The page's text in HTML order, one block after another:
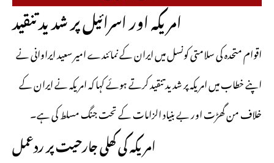
امریکہ اور اسرائیل پر شدید تنقید
اقوام متحدہ کی سلامتی کونسل میں ایران کے نمائندے امیر سعید ایراوانی نے
اپنے خطاب میں امریکہ پر شدید تنقید کرتے ہوئے کہا کہ امریکہ نے ایران کے
خلاف من گھڑت اور بے بنیاد الزامات کے تحت جنگ مسلط کی ہے۔
امریکہ کی کھلی جارحیت پر ردعمل